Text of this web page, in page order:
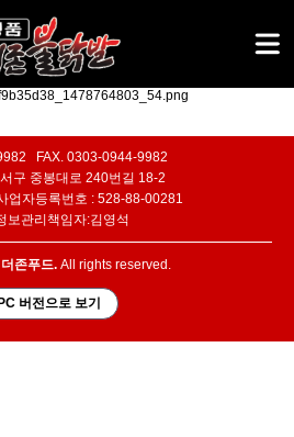
FAX. 0303-0944-9982
구 중봉대로 240번길 18-2
업자등록번호 : 528-88-00281
보관리책임자:김영석
더존푸드.All rights reserved.
PC 버전으로 보기